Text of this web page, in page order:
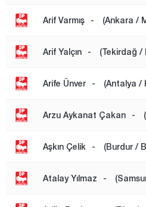
Muş
Niğde
Ordu
Rize
Sakarya
Şanlıurfa
Siirt
Arif Varmış - (Ankara /
Arif Yalçın - (Tekirdağ /
Arife Ünver - (Antalya /
Arzu Aykanat Çakan -
Aşkın Çelik - (Burdur /
Atalay Yılmaz -